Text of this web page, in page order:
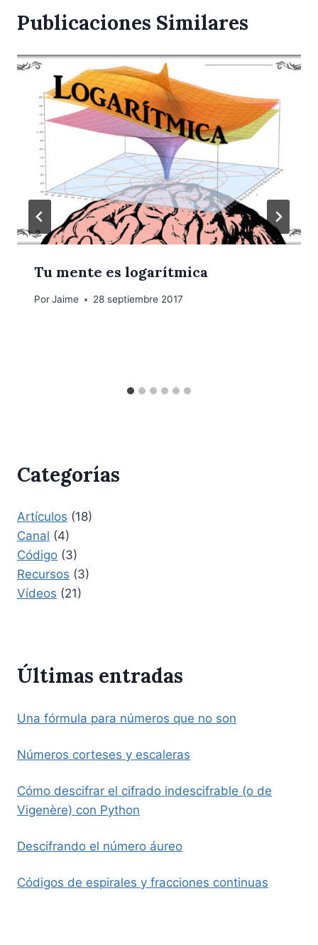
Publicaciones Similares
Tu mente es logarítmica
PorJaime 28 septiembre 2017
Categorías
Artículos (18)
Canal (4)
Código (3)
Recursos (3)
Vídeos (21)
Últimas entradas
Una fórmula para números que no son
Números corteses y escaleras
Cómo descifrar el cifrado indescifrable (o de
Vigenère) con Python
Descifrando el número áureo
Códigos de espirales y fracciones continuas